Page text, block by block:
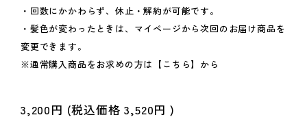
・回数にかかわらず、休止・解約が可能です。
・髪色が変わったときは、マイページから次回のお届け商品を
変更できます。
※通常購入商品をお求めの方は 【こちら】 から
3,200円 (税込価格3,520円 )